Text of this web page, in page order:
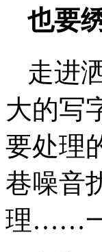
也要
走进
大的写
要处理
巷噪音
理……一